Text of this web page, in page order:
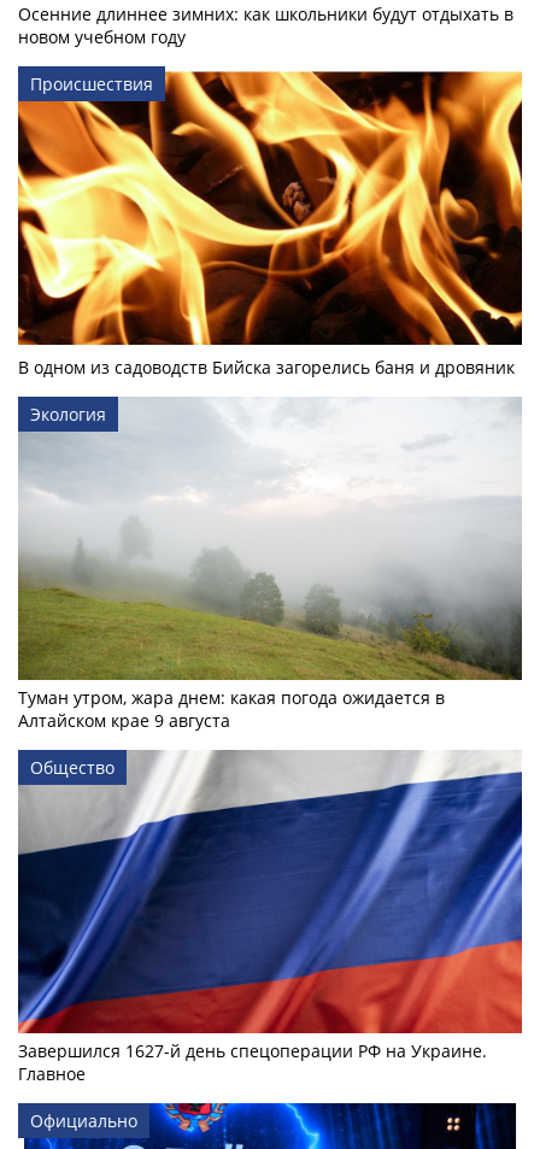
Осенние длиннее зимних: как школьники будут отдыхать в
новом учебном году
Происшествия
В одном из садоводств Бийска загорелись баня и дровяник
Экология
Туман утром, жара днем: какая погода ожидается в
Алтайском крае 9 августа
Общество
Завершился 1627-й день спецоперации РФ на Украине.
Главное
Официально